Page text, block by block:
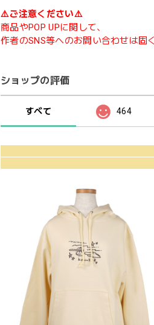
⚠️ご注意ください⚠️
商品やPOP UPに関して、
作者のSNS等へのお問い合わせは固
ショップの評価
すべて 464